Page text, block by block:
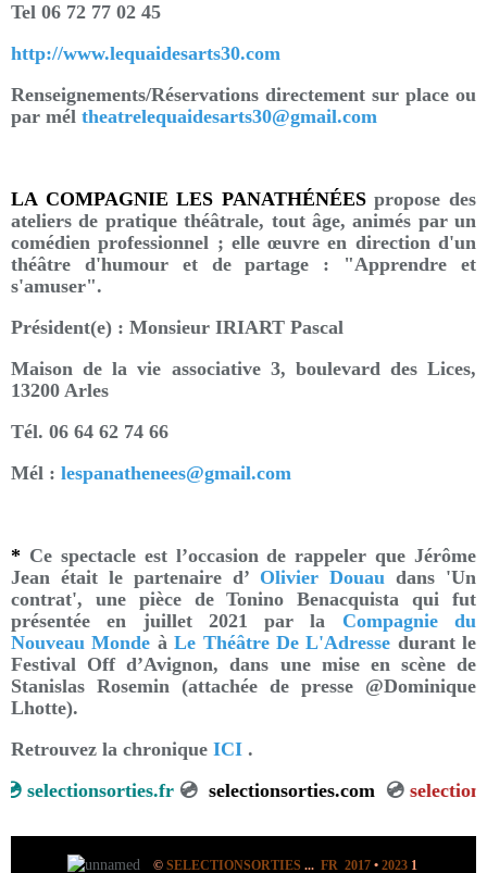
Tel 06 72 77 02 45
http://www.lequaidesarts30.com
Renseignements/Réservations directement sur place ou
par mél theatrelequaidesarts30@gmail.com
LA COMPAGNIE LES PANATHÉNÉESpropose des
ateliers de pratique théâtrale, tout âge, animés par un
comédien professionnel ; elle œuvre en direction d'un
théâtre d'humour et de partage : "Apprendre et
s'amuser".
Président(e) : Monsieur IRIART Pascal
Maison de la vie associative 3, boulevard des Lices,
13200 Arles
Tél. 06 64 62 74 66
Mél : lespanathenees@gmail.com
* Ce spectacle est l’occasion de rappeler que Jérôme
Jean était le partenaire d’ Olivier Douau dans 'Un
contrat', une pièce de Tonino Benacquista qui fut
présentée en juillet 2021 par la Compagnie du
Nouveau Monde àLe Théâtre De L'Adresse durant le
Festival Off d’Avignon, dans une mise en scène de
Stanislas Rosemin (attachée de presse @Dominique
Lhotte).
Retrouvez la chronique ICI .
selectionsorties.fr💿 selectionsorties.com💿
© SELECTIONSORTIES ... FR 2017 • 2023 1